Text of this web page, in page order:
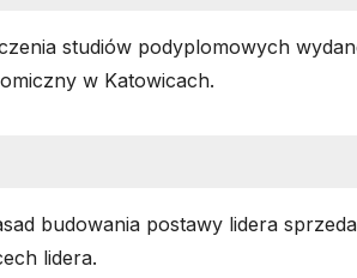
studiów podyplomowych
w Katowicach.
budowania postawy lidera
lidera.